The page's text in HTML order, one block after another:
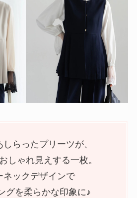
らったプリーツが、
しゃれ見えする一枚。
ネックデザインで
グを柔らかな印象に♪